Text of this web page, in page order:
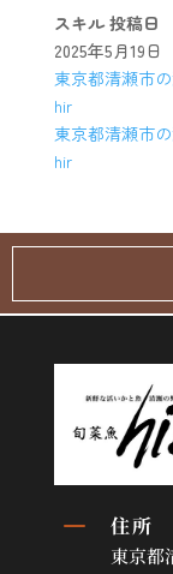
スキル 投稿日
2025年5月19日
東京都清瀬市
hir
東京都清瀬市
hir
K 住所
東京都